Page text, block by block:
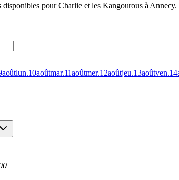
disponibles pour Charlie et les Kangourous à Annecy.
aoûtlun.10aoûtmar.11aoûtmer.12aoûtjeu.13aoûtven.14